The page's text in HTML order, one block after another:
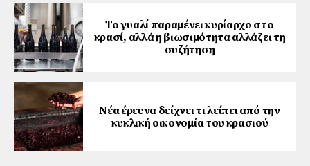
Το γυαλί παραμένει κυρίαρχο στο
κρασί, αλλά η βιωσιμότητα αλλάζει τη
συζήτηση
Νέα έρευνα δείχνει τι λείπει από την
κυκλική οικονομία του κρασιού